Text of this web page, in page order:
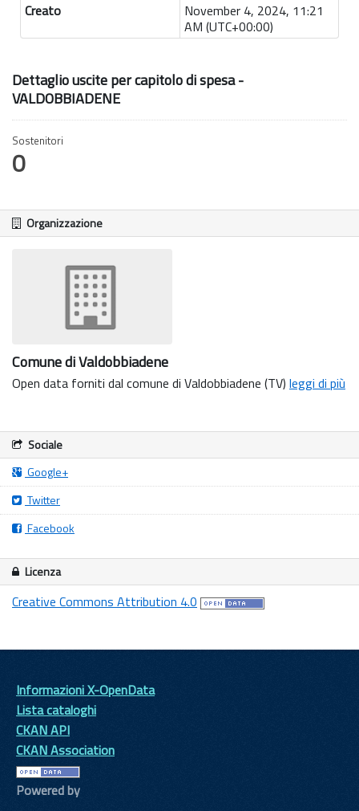
Creato
November 4, 2024, 11:21
AM (UTC+00:00)
Dettaglio uscite per capitolo di spesa -
VALDOBBIADENE
Sostenitori
0
Organizzazione
Comune di Valdobbiadene
Open data forniti dal comune di Valdobbiadene (TV) leggi di più
Sociale
Google+
Twitter
Facebook
Licenza
Creative Commons Attribution 4.0
Informazioni X-OpenData
Lista cataloghi
CKAN API
CKAN Association
Powered by